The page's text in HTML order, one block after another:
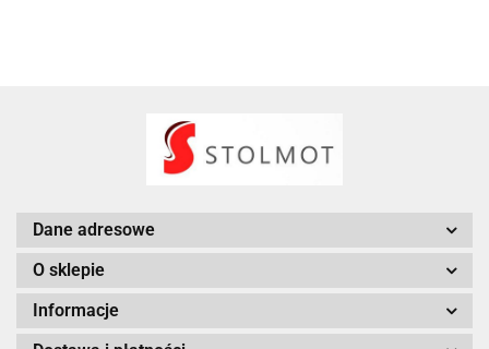
Dane adresowe
O sklepie
Informacje